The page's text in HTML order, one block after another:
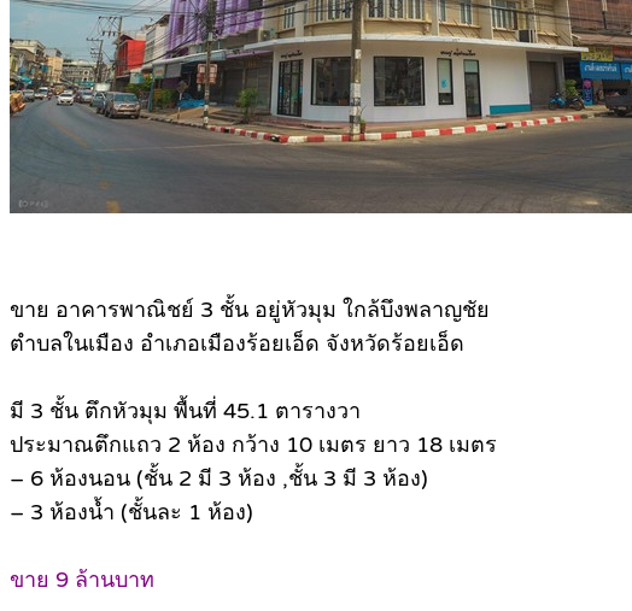
ขาย อาคารพาณิชย์ 3 ชั้น อยู่หัวมุม ใกล้บึงพลาญชัย
ตำบลในเมือง อำเภอเมืองร้อยเอ็ด จังหวัดร้อยเอ็ด
มี 3 ชั้น ตึกหัวมุม พื้นที่ 45.1 ตารางวา
ประมาณตึกแถว 2 ห้อง กว้าง 10 เมตร ยาว 18 เมตร
– 6 ห้องนอน (ชั้น 2 มี 3 ห้อง ,ชั้น 3 มี 3 ห้อง)
– 3 ห้องน้ำ (ชั้นละ 1 ห้อง)
ขาย 9 ล้านบาท